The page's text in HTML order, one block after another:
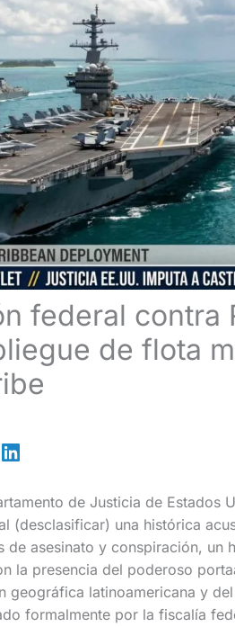
federal contra
de flota
de Justicia de Estados
(desclasificar) una histórica
de asesinato y conspiración,
la presencia del poderoso
geográfica latinoamericana y
formalmente por la fiscalía